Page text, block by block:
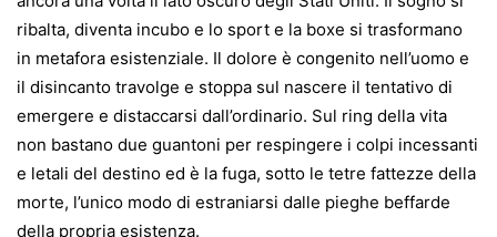
ribalta, diventa incubo e lo sport e la boxe si trasformano
in metafora esistenziale. Il dolore è congenito nell’uomo e
il disincanto travolge e stoppa sul nascere il tentativo di
emergere e distaccarsi dall’ordinario. Sul ring della vita
non bastano due guantoni per respingere i colpi incessanti
e letali del destino ed è la fuga, sotto le tetre fattezze della
morte, l’unico modo di estraniarsi dalle pieghe beffarde
della propria esistenza.